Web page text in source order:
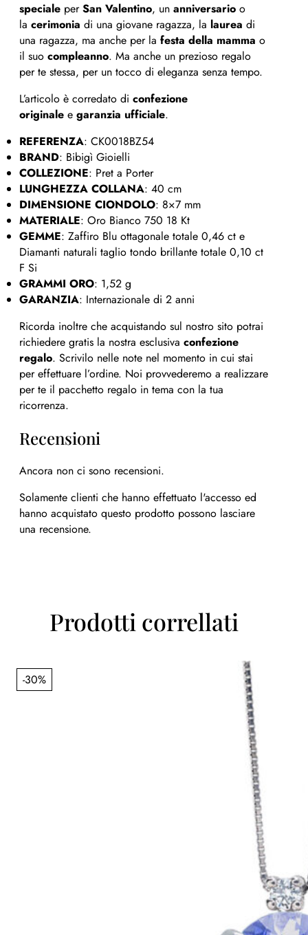
speciale perSan Valentino, un anniversario o
la cerimonia di una giovane ragazza, la laurea di
una ragazza, ma anche per la festa della mamma o
il suo compleanno. Ma anche un prezioso regalo
per te stessa, per un tocco di eleganza senza tempo.
L’articolo è corredato di confezione
originale e garanzia ufficiale.
REFERENZA: CK0018BZ54
BRAND: Bibigì Gioielli
COLLEZIONE: Pret a Porter
LUNGHEZZA COLLANA: 40 cm
DIMENSIONE CIONDOLO: 8×7 mm
MATERIALE: Oro Bianco 750 18 Kt
GEMME: Zaffiro Blu ottagonale totale 0,46 ct e
Diamanti naturali taglio tondo brillante totale 0,10 ct
F Si
GRAMMI ORO: 1,52 g
GARANZIA: Internazionale di 2 anni
Ricorda inoltre che acquistando sul nostro sito potrai
richiedere gratis la nostra esclusiva confezione
regalo. Scrivilo nelle note nel momento in cui stai
per effettuare l’ordine. Noi provvederemo a realizzare
per te il pacchetto regalo in tema con la tua
ricorrenza.
Recensioni
Ancora non ci sono recensioni.
Solamente clienti che hanno effettuato l'accesso ed
hanno acquistato questo prodotto possono lasciare
una recensione.
Prodotti correllati
-30%